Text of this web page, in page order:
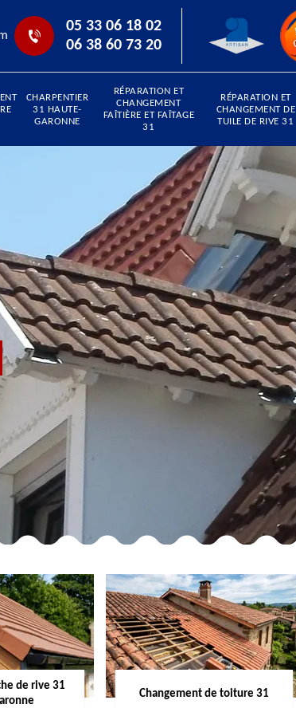
05 33 06 18 02
06 38 60 73 20
CHARPENTIER
31 HAUTE-
GARONNE
RÉPARATION ET
CHANGEMENT
FAÎTIÈRE ET FAÎTAGE
31
RÉPARATION ET
CHANGEMENT DE
TUILE DE RIVE 31
de rive 31
Changement de toiture 31